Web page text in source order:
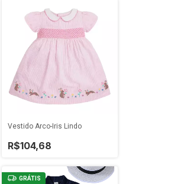
Vestido Arco-Íris Lindo
R$104,68
GRÁTIS